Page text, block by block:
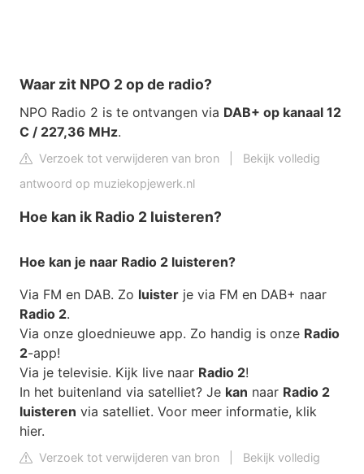
Waar zit NPO 2 op de radio?
NPO Radio 2 is te ontvangen via DAB+ op kanaal 12
C / 227,36 MHz.
Verzoek tot verwijderen van bron
Bekijk volledig
antwoord op muziekopjewerk.nl
Hoe kan ik Radio 2 luisteren?
Hoe kan je naar Radio 2 luisteren?
Via FM en DAB. Zo luister je via FM en DAB+ naar
Radio 2.
Via onze gloednieuwe app. Zo handig is onze Radio
2-app!
Via je televisie. Kijk live naar Radio 2!
In het buitenland via satelliet? Je kan naar Radio 2
luisteren via satelliet. Voor meer informatie, klik
hier.
Verzoek tot verwijderen van bron
Bekijk volledig